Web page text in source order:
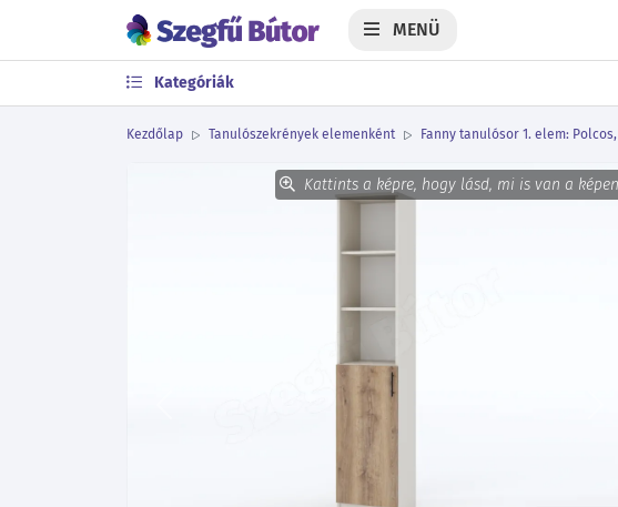
MENÜ
Kategóriák
Kezdőlap Tanulószekrények elemenként Fanny tanulósor 1. elem:
Kattints a képre, hogy lásd, mi is van a